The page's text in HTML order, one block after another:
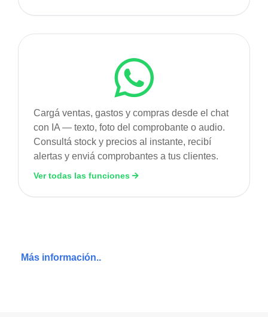
Cargá ventas, gastos y compras desde el chat
con IA — texto, foto del comprobante o audio.
Consultá stock y precios al instante, recibí
alertas y enviá comprobantes a tus clientes.
Ver todas las funciones
Más información..